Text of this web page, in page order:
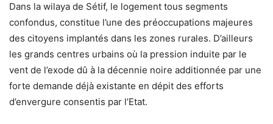
Dans la wilaya de Sétif, le logement tous segments
confondus, constitue l’une des préoccupations majeures
des citoyens implantés dans les zones rurales. D’ailleurs
les grands centres urbains où la pression induite par le
vent de l’exode dû à la décennie noire additionnée par une
forte demande déjà existante en dépit des efforts
d’envergure consentis par l’Etat.